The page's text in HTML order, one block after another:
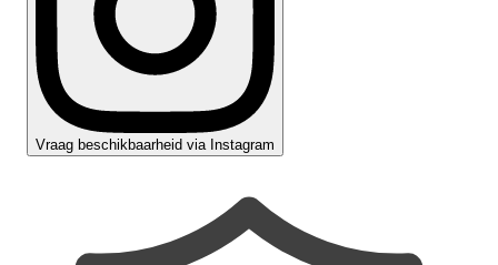
Vraag beschikbaarheid via Instagram